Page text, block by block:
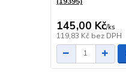
145,00 Kč/ks
119,83 Kč bez DPH